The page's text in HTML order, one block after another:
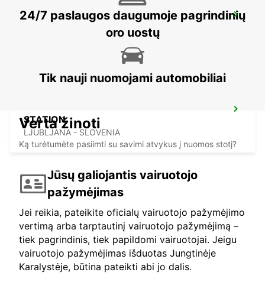
BLED
STATION
LJUBLJANA - SLOVENIA
24/7 paslaugos daugumoje pagrindinių
oro uostų
Tik nauji nuomojami automobiliai
Verta žinoti
Ką turėtumėte pasiimti su savimi atvykus į nuomos stotį?
Jūsų galiojantis vairuotojo
pažymėjimas
Jei reikia, pateikite oficialų vairuotojo pažymėjimo
vertimą arba tarptautinį vairuotojo pažymėjimą –
tiek pagrindinis, tiek papildomi vairuotojai. Jeigu
vairuotojo pažymėjimas išduotas Jungtinėje
Karalystėje, būtina pateikti abi jo dalis.